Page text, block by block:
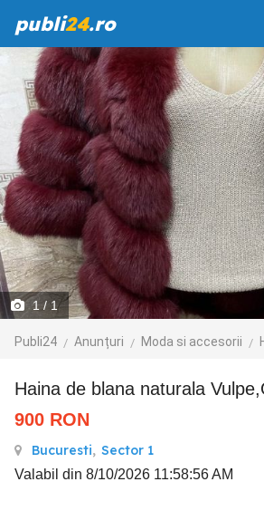
publi24.ro
1 / 1
Publi24 Anunțuri Moda si accesorii
Haina de blana naturala
900 RON
Bucuresti, Sector 1
Valabil din 8/10/2026 11:58:56 AM